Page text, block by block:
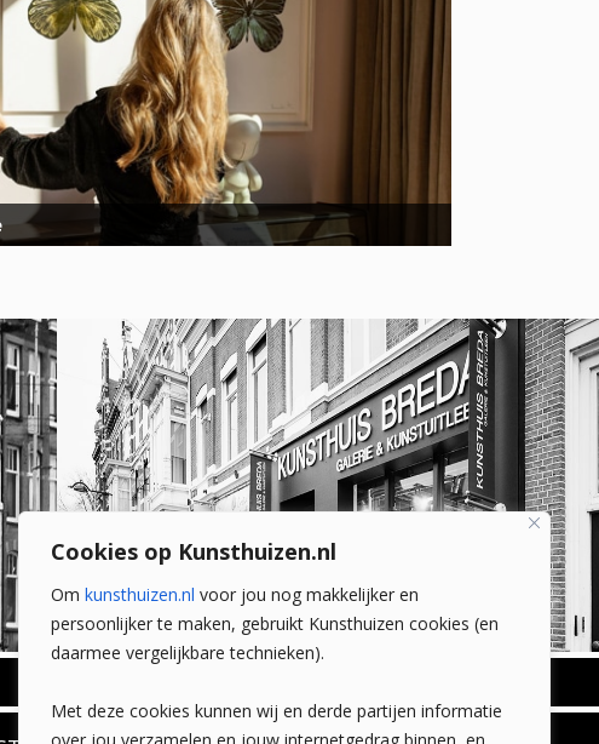
Cookies op Kunsthuizen.nl
Om kunsthuizen.nl voor jou nog makkelijker en
persoonlijker te maken, gebruikt Kunsthuizen cookies (en
daarmee vergelijkbare technieken).
Met deze cookies kunnen wij en derde partijen informatie
Wilhelminastraat 11